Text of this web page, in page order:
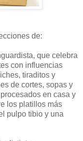
de:
que celebra
con influencias
tiraditos y
de cortes, sopas y
en casa y
los platillos más
pulpo tibio y una